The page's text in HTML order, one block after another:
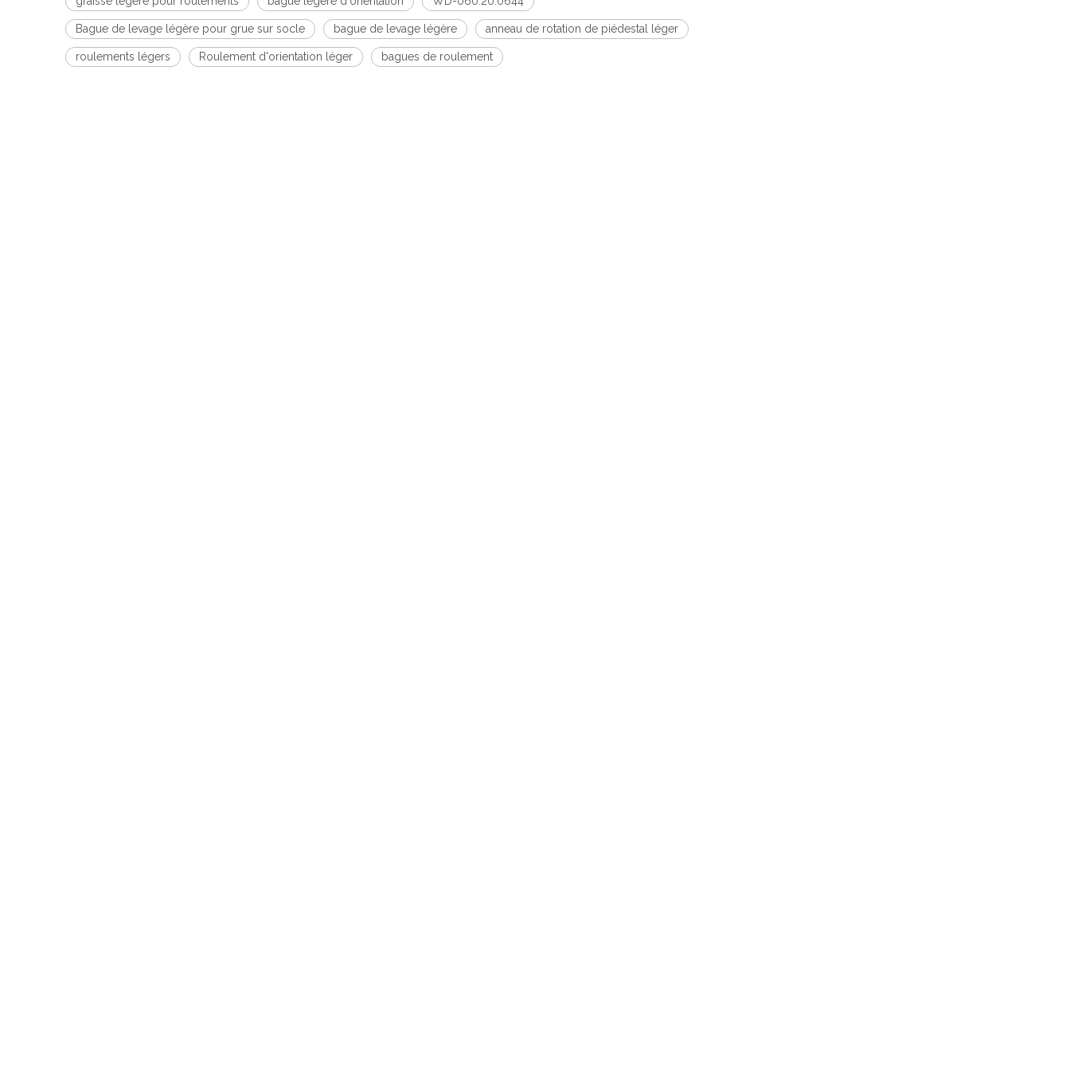
Bague de levage légère pour grue sur socle bague de levage légère anneau de rotation de piédestal léger
roulements légers Roulement d'orientation léger bagues de roulement